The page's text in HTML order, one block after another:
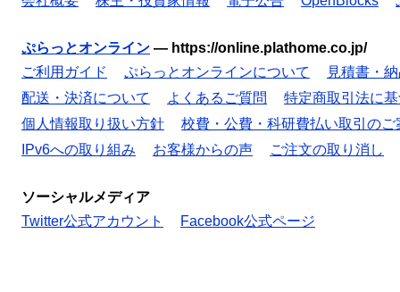
ぷらっとオンライン — https://online.plathome.co.jp/
ご利用ガイド
ぷらっとオンラインについて
見積書・
配送・決済について
よくあるご質問
特定商取引法に
個人情報取り扱い方針
校費・公費・科研費払い取引のご
IPv6への取り組み
お客様からの声 ご注文の取り消し
ソーシャルメディア
Twitter公式アカウント
Facebook公式ページ